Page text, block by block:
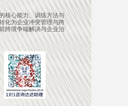
核心能力、训练方法与
化为企业冲突管理与跨
跨境争端解决与企业治